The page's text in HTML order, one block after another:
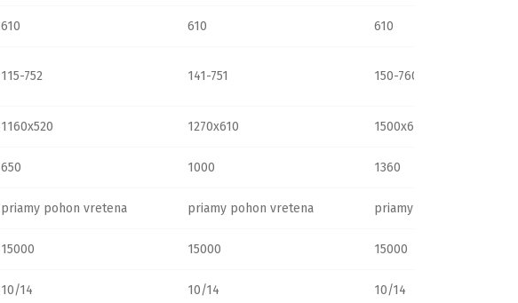
610 610 610
115-752 141-751 150-760
1160x520 1270x610 1500x660
650 1000 1360
priamy pohon vretena priamy pohon vretena priamy pohon vretena
15000 15000 15000
10/14 10/14 10/14